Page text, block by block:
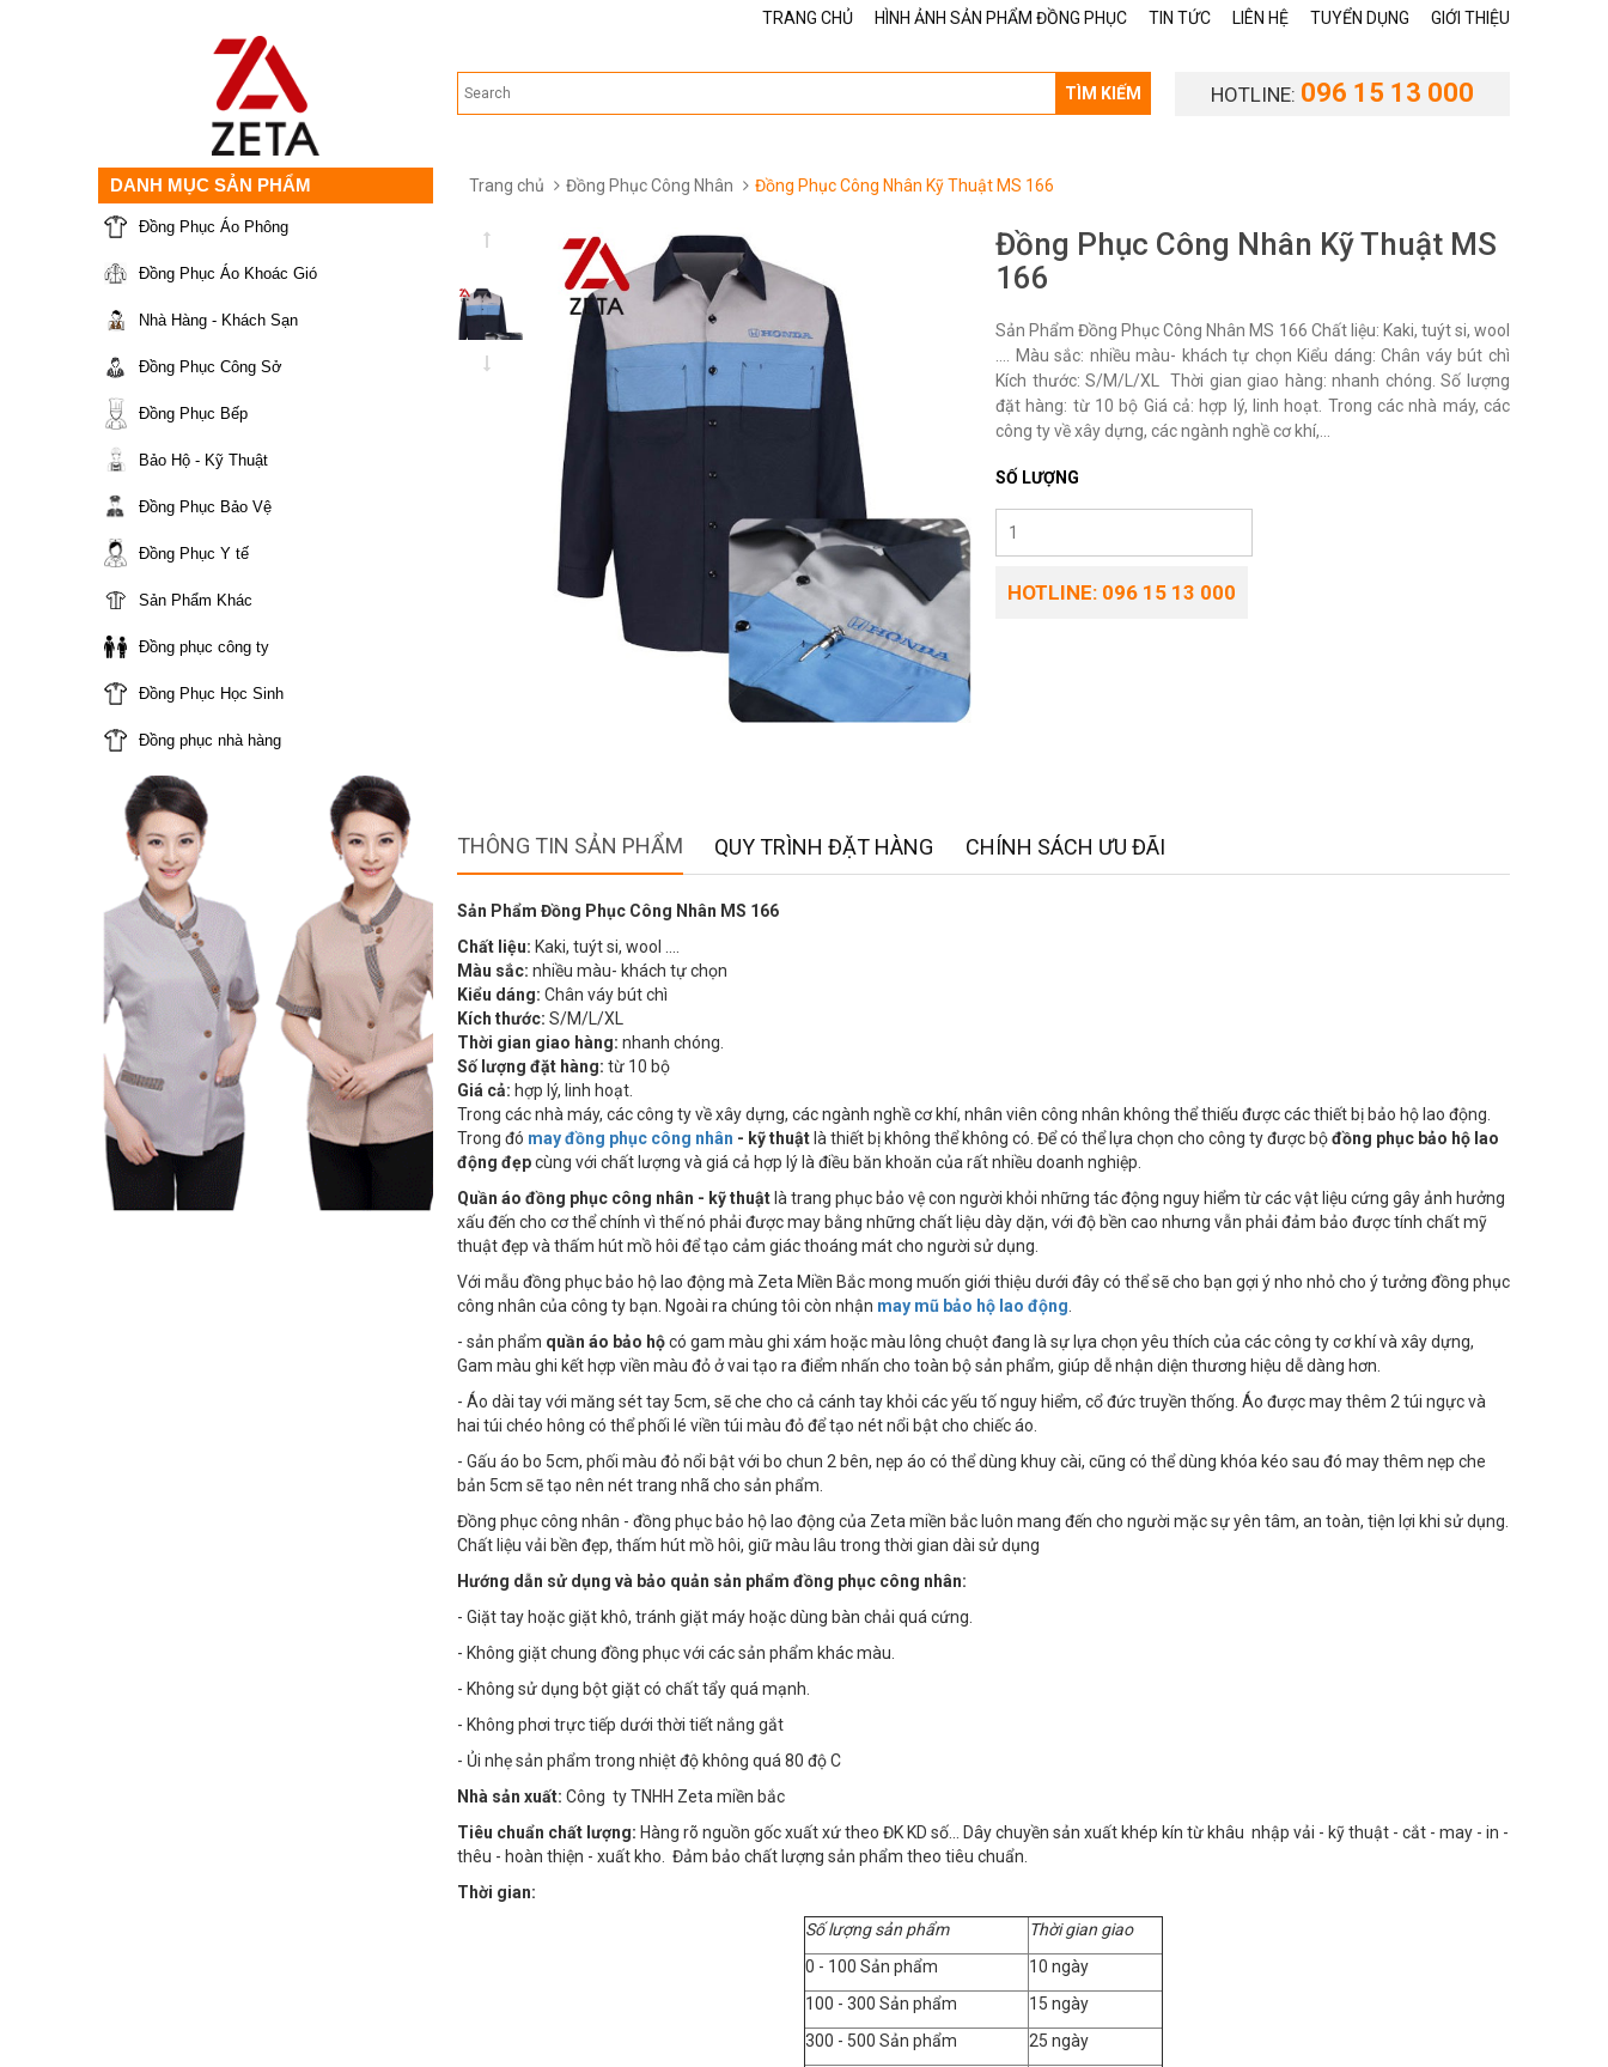
TRANG CHỦ HÌNH ẢNH SẢN PHẨM ĐỒNG PHỤC TIN TỨC LIÊN HỆ TUYỂN DỤNG GIỚI THIỆU
HOTLINE: 096 15 13 000
TÌM KIẾM
DANH MỤC SẢN PHẨM
Đồng Phục Áo Phông
Đồng Phục Áo Khoác Gió
Nhà Hàng - Khách Sạn
Đồng Phục Công Sở
Đồng Phục Bếp
Bảo Hộ - Kỹ Thuật
Đồng Phục Bảo Vệ
Đồng Phục Y tế
Sản Phẩm Khác
Đồng phục công ty
Đồng Phục Học Sinh
Đồng phục nhà hàng
Trang chủ Đồng Phục Công Nhân Đồng Phục Công Nhân Kỹ Thuật MS 166
Đồng Phục Công Nhân Kỹ Thuật MS
166
Sản Phẩm Đồng Phục Công Nhân MS 166 Chất liệu: Kaki, tuýt si, wool
…. Màu sắc: nhiều màu- khách tự chọn Kiểu dáng: Chân váy bút chì
Kích thước: S/M/L/XL Thời gian giao hàng: nhanh chóng. Số lượng
đặt hàng: từ 10 bộ Giá cả: hợp lý, linh hoạt. Trong các nhà máy, các
công ty về xây dựng, các ngành nghề cơ khí,...
SỐ LƯỢNG
HOTLINE: 096 15 13 000
THÔNG TIN SẢN PHẨM QUY TRÌNH ĐẶT HÀNG CHÍNH SÁCH ƯU ĐÃI
Sản Phẩm Đồng Phục Công Nhân MS 166
Chất liệu: Kaki, tuýt si, wool ….
Màu sắc: nhiều màu- khách tự chọn
Kiểu dáng: Chân váy bút chì
Kích thước: S/M/L/XL
Thời gian giao hàng: nhanh chóng.
Số lượng đặt hàng: từ 10 bộ
Giá cả: hợp lý, linh hoạt.
Trong các nhà máy, các công ty về xây dựng, các ngành nghề cơ khí, nhân viên công nhân không thể thiếu được các thiết bị bảo hộ lao động.
Trong đó may đồng phục công nhân - kỹ thuật là thiết bị không thể không có. Để có thể lựa chọn cho công ty được bộđồng phục bảo hộ lao
động đẹpcùng với chất lượng và giá cả hợp lý là điều băn khoăn của rất nhiều doanh nghiệp.
Quần áo đồng phục công nhân - kỹ thuật là trang phục bảo vệ con người khỏi những tác động nguy hiểm từ các vật liệu cứng gây ảnh hưởng
xấu đến cho cơ thể chính vì thế nó phải được may bằng những chất liệu dày dặn, với độ bền cao nhưng vẫn phải đảm bảo được tính chất mỹ
thuật đẹp và thấm hút mồ hôi để tạo cảm giác thoáng mát cho người sử dụng.
Với mẫu đồng phục bảo hộ lao động mà Zeta Miền Bắc mong muốn giới thiệu dưới đây có thể sẽ cho bạn gợi ý nho nhỏ cho ý tưởng đồng phục
công nhân của công ty bạn. Ngoài ra chúng tôi còn nhận may mũ bảo hộ lao động
- sản phẩm quần áo bảo hộcó gam màu ghi xám hoặc màu lông chuột đang là sự lựa chọn yêu thích của các công ty cơ khí và xây dựng,
Gam màu ghi kết hợp viền màu đỏ ở vai tạo ra điểm nhấn cho toàn bộ sản phẩm, giúp dễ nhận diện thương hiệu dễ dàng hơn.
- Áo dài tay với măng sét tay 5cm, sẽ che cho cả cánh tay khỏi các yếu tố nguy hiểm, cổ đức truyền thống. Áo được may thêm 2 túi ngực và
hai túi chéo hông có thể phối lé viền túi màu đỏ để tạo nét nổi bật cho chiếc áo.
- Gấu áo bo 5cm, phối màu đỏ nổi bật với bo chun 2 bên, nẹp áo có thể dùng khuy cài, cũng có thể dùng khóa kéo sau đó may thêm nẹp che
bản 5cm sẽ tạo nên nét trang nhã cho sản phẩm.
Đồng phục công nhân - đồng phục bảo hộ lao động của Zeta miền bắc luôn mang đến cho người mặc sự yên tâm, an toàn, tiện lợi khi sử dụng.
Chất liệu vải bền đẹp, thấm hút mồ hôi, giữ màu lâu trong thời gian dài sử dụng
Hướng dẫn sử dụng và bảo quản sản phẩm đồng phục công nhân:
- Giặt tay hoặc giặt khô, tránh giặt máy hoặc dùng bàn chải quá cứng.
- Không giặt chung đồng phục với các sản phẩm khác màu.
- Không sử dụng bột giặt có chất tẩy quá mạnh.
- Không phơi trực tiếp dưới thời tiết nắng gắt
- Ủi nhẹ sản phẩm trong nhiệt độ không quá 80 độ C
Nhà sản xuất: Công ty TNHH Zeta miền bắc
Tiêu chuẩn chất lượng: Hàng rõ nguồn gốc xuất xứ theo ĐK KD số… Dây chuyền sản xuất khép kín từ khâu nhập vải - kỹ thuật - cắt - may - in -
thêu - hoàn thiện - xuất kho. Đảm bảo chất lượng sản phẩm theo tiêu chuẩn.
Thời gian:
Số lượng sản phẩm
Thời gian giao
0 - 100 Sản phẩm
10 ngày
100 - 300 Sản phẩm
15 ngày
300 - 500 Sản phẩm
25 ngày